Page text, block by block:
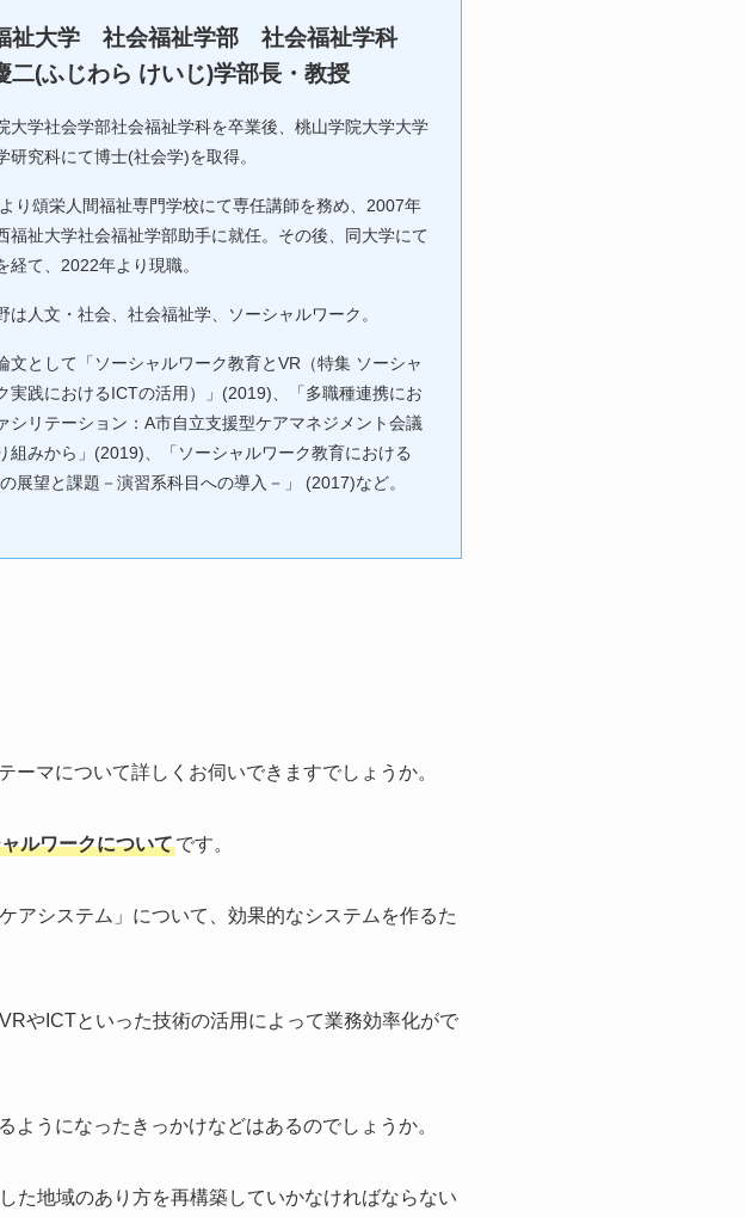
祉大学 社会福祉学部 社会福祉学科
二(ふじわら けいじ)学部長・教授
大学社会学部社会福祉学科を卒業後、桃山学院大学大学
研究科にて博士(社会学)を取得。
り頌栄人間福祉専門学校にて専任講師を務め、2007年
福祉大学社会福祉学部助手に就任。その後、同大学にて
経て、2022年より現職。
は人文・社会、社会福祉学、ソーシャルワーク。
文として「ソーシャルワーク教育とVR（特集 ソーシャ
実践におけるICTの活用）」(2019)、「多職種連携にお
シリテーション：A市自立支援型ケアマネジメント会議
組みから」(2019)、「ソーシャルワーク教育における
展望と課題－演習系科目への導入－」 (2017)など。
ーマについて詳しくお伺いできますでしょうか。
ルワークについてです。
アシステム」について、効果的なシステムを作るた
やICTといった技術の活用によって業務効率化がで
うになったきっかけなどはあるのでしょうか。
た地域のあり方を再構築していかなければならない